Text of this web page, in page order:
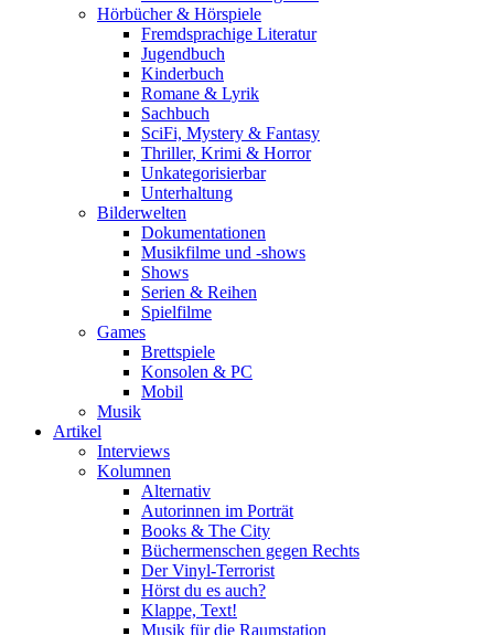
Hörbücher & Hörspiele
Fremdsprachige Literatur
Jugendbuch
Kinderbuch
Romane & Lyrik
Sachbuch
SciFi, Mystery & Fantasy
Thriller, Krimi & Horror
Unkategorisierbar
Unterhaltung
Bilderwelten
Dokumentationen
Musikfilme und -shows
Shows
Serien & Reihen
Spielfilme
Games
Brettspiele
Konsolen & PC
Mobil
Musik
Artikel
Interviews
Kolumnen
Alternativ
Autorinnen im Porträt
Books & The City
Büchermenschen gegen Rechts
Der Vinyl-Terrorist
Hörst du es auch?
Klappe, Text!
Musik für die Raumstation